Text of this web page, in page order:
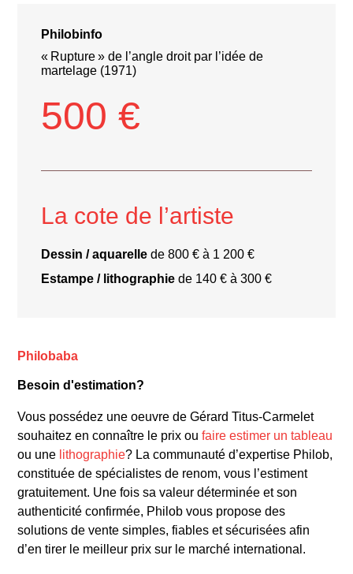
Philobinfo
« Rupture » de l’angle droit par l’idée de
martelage (1971)
500 €
La cote de l’artiste
Dessin / aquarelle de 800 € à 1 200 €
Estampe / lithographie de 140 € à 300 €
Philobaba
Besoin d'estimation?
Vous possédez une oeuvre de Gérard Titus-Carmelet
souhaitez en connaître le prix oufaire estimer un tableau
ou une lithographie? La communauté d’expertise Philob,
constituée de spécialistes de renom, vous l’estiment
gratuitement. Une fois sa valeur déterminée et son
authenticité confirmée, Philob vous propose des
solutions de vente simples, fiables et sécurisées afin
d’en tirer le meilleur prix sur le marché international.